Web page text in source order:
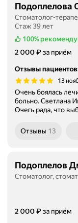
Подоплелова
Стоматолог-
Стаж 39 лет
100%
Цена
2000
2 000 ₽за приём
Отзывы пациентов
13
Очень боялась
больно. Светлана
Очегь рада, что
Отзывы 13
Подоплелов
Стоматолог,
Цена
2000
2 000 ₽за приём